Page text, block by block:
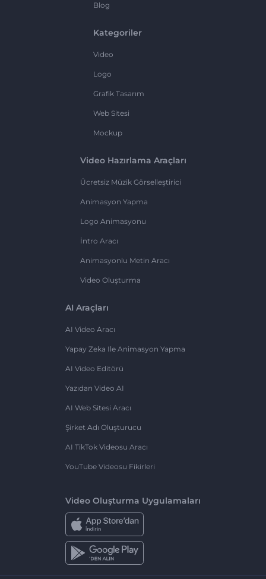
Blog
Kategoriler
Video
Logo
Grafik Tasarım
Web Sitesi
Mockup
Video Hazırlama Araçları
Ücretsiz Müzik Görselleştirici
Animasyon Yapma
Logo Animasyonu
İntro Aracı
Animasyonlu Metin Aracı
Video Oluşturma
AI Araçları
AI Video Aracı
Yapay Zeka Ile Animasyon Yapma
AI Video Editörü
Yazıdan Video AI
AI Web Sitesi Aracı
Şirket Adı Oluşturucu
AI TikTok Videosu Aracı
YouTube Videosu Fikirleri
Video Oluşturma Uygulamaları